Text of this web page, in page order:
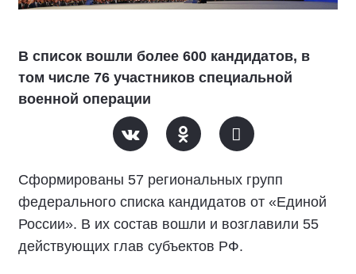
В список вошли более 600 кандидатов, в
том числе 76 участников специальной
военной операции
Сформированы 57 региональных групп
федерального списка кандидатов от «Единой
России». В их состав вошли и возглавили 55
действующих глав субъектов РФ.